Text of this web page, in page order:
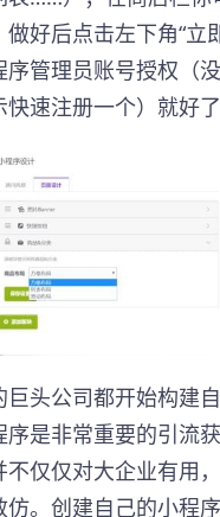
好后点击左下角“立
序管理员账号授权（
速注册一个）就好了
巨头公司都开始构建
序是非常重要的引流
不仅仅对大企业有用
仿。创建自己的小程